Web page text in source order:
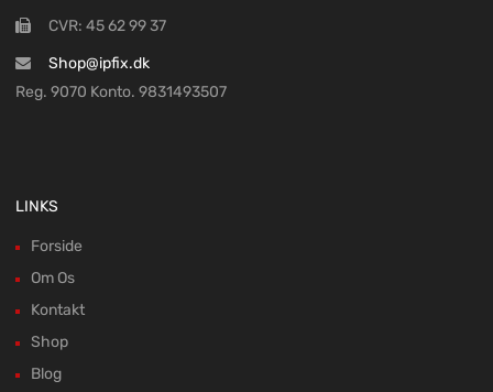
CVR: 45 62 99 37
Shop@ipfix.dk
Reg. 9070 Konto. 9831493507
LINKS
Forside
Om Os
Kontakt
Shop
Blog